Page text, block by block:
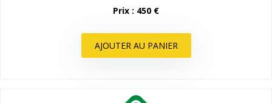
Prix : 450 €
AJOUTER AU PANIER